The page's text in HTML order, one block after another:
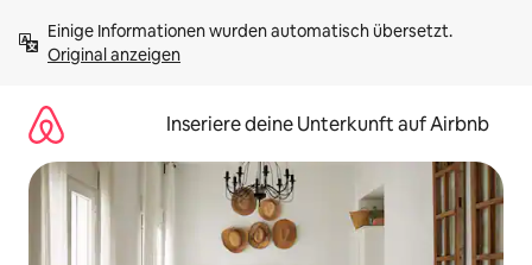
Inhalten
springenOriginal anzeigen
Inseriere deine Unterkunft auf Airbnb